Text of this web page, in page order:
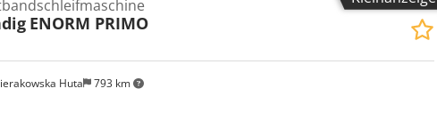
Huta 793 km
ENORM PRIMO